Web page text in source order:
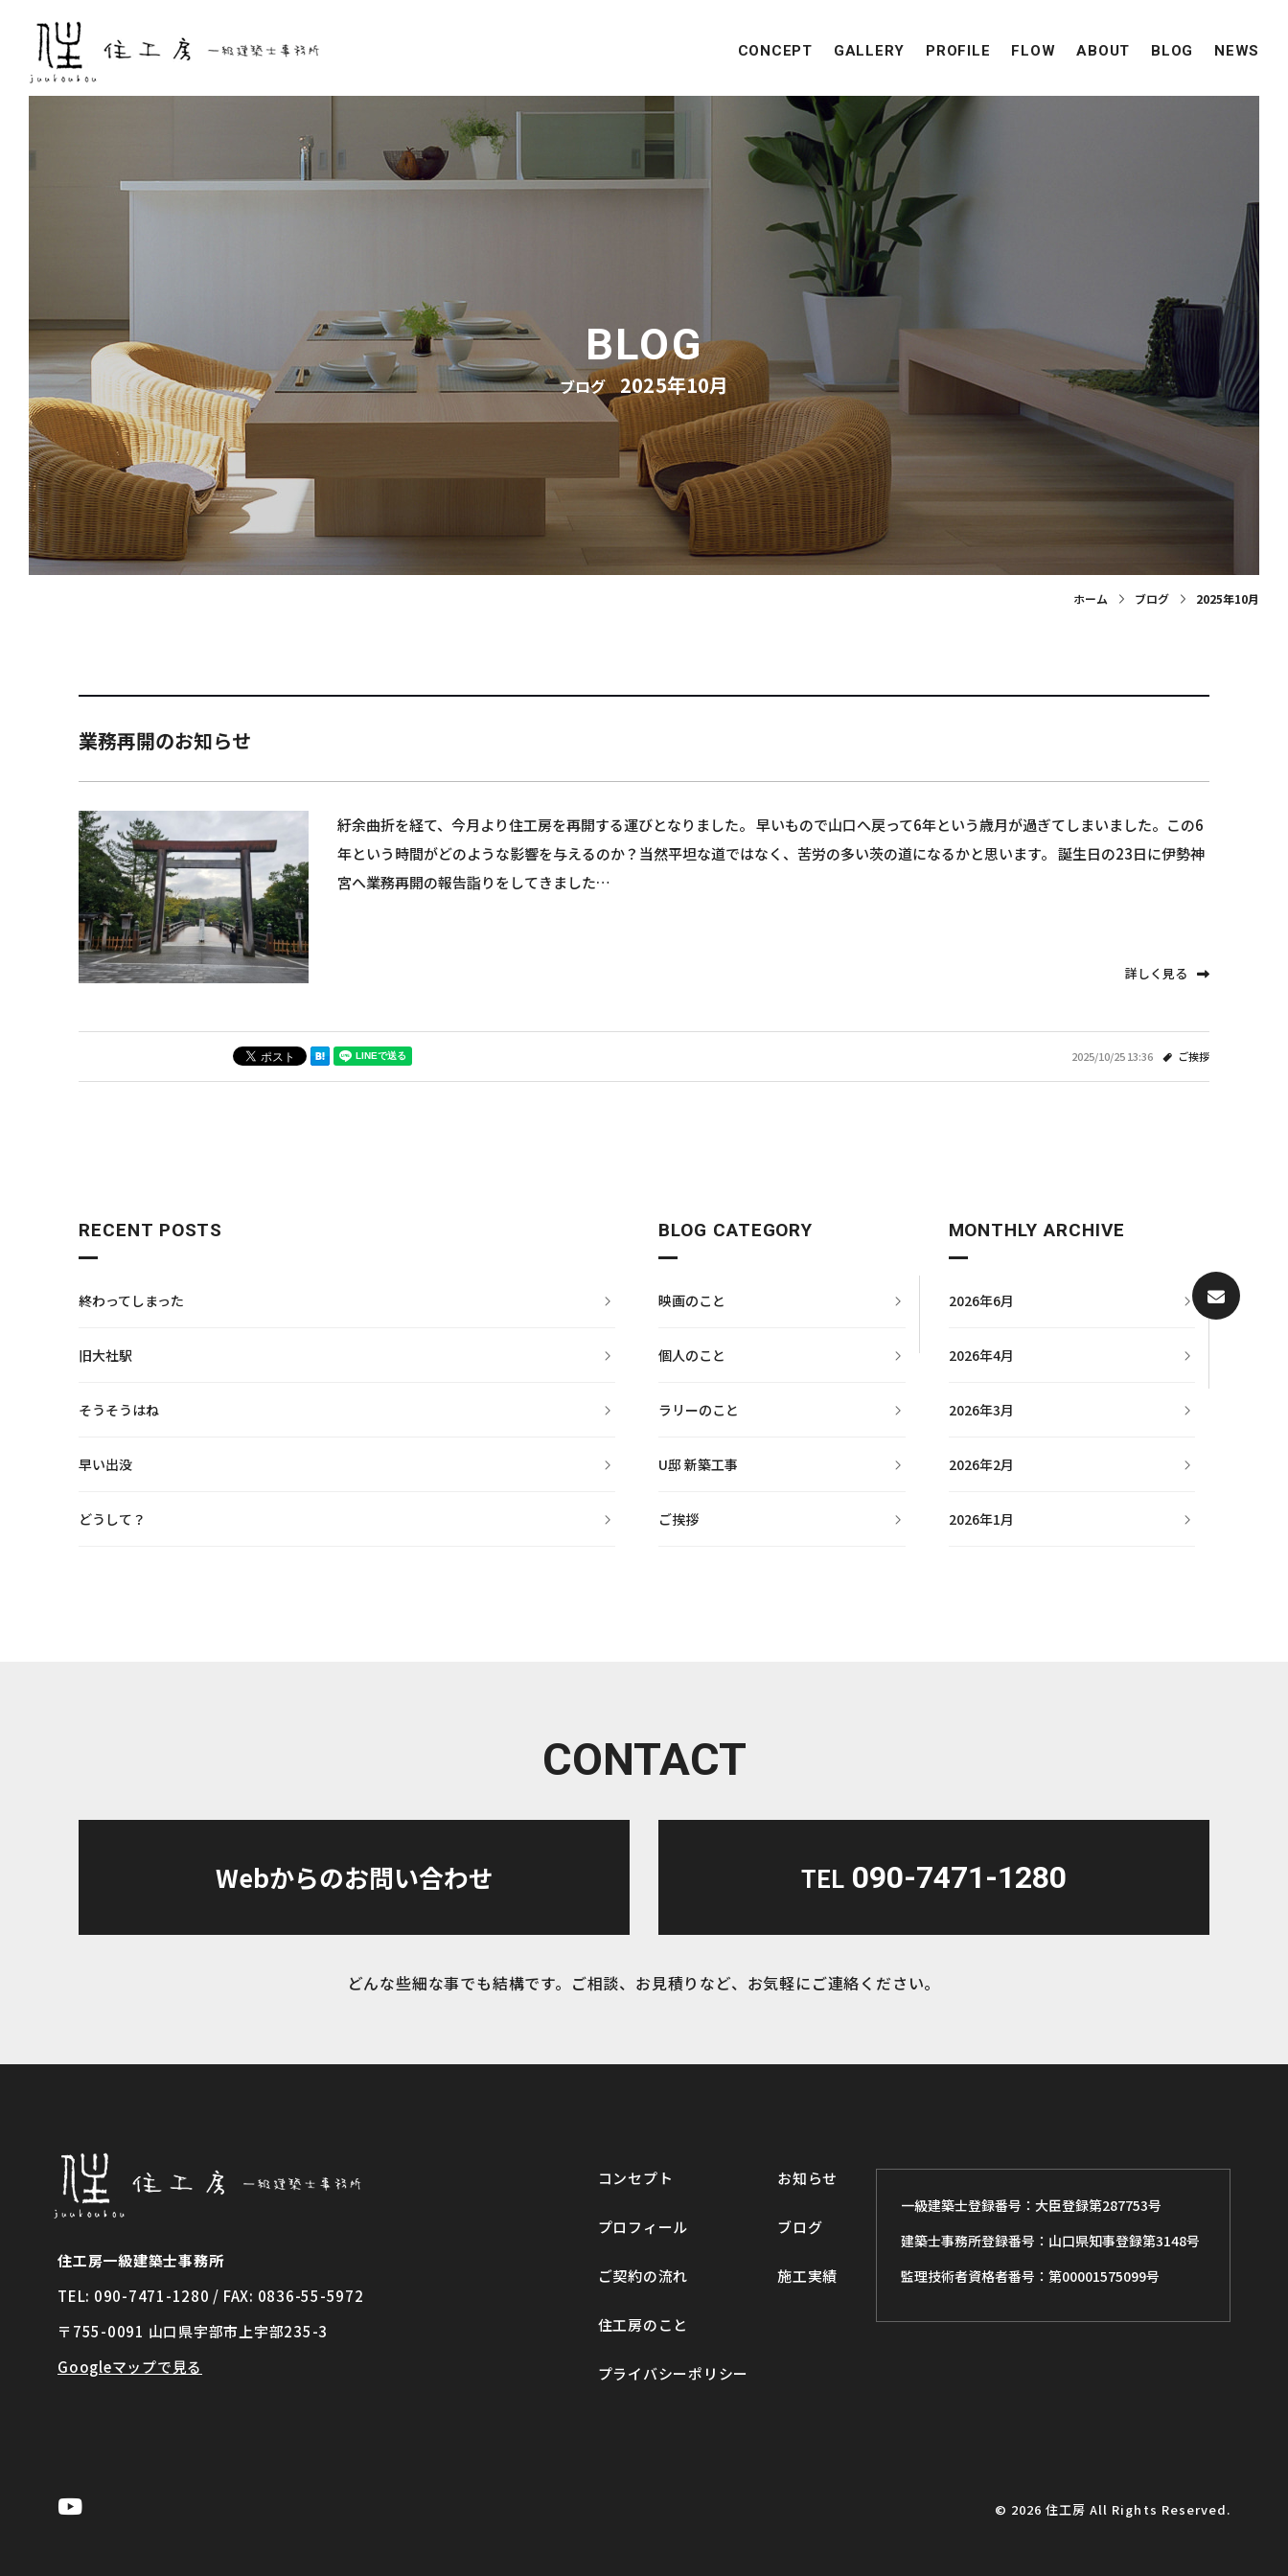
CONCEPT GALLERY PROFILE FLOW ABOUT BLOG NEWS
BLOG
ブログ 2025年10月
ホーム ブログ 2025年10月
業務再開のお知らせ
紆余曲折を経て、今月より住工房を再開する運びとなりました。 早いもので山口へ戻って6年という歳月が過ぎてしまいました。この6
年という時間がどのような影響を与えるのか？当然平坦な道ではなく、苦労の多い茨の道になるかと思います。 誕生日の23日に伊勢神
宮へ業務再開の報告詣りをしてきました…
詳しく見る
2025/10/25 13:36 ご挨拶
RECENT POSTS
終わってしまった
旧大社駅
そうそうはね
早い出没
どうして？
BLOG CATEGORY
映画のこと
個人のこと
ラリーのこと
U邸 新築工事
ご挨拶
畝刈保育園
Ｓ邸 新築工事
MONTHLY ARCHIVE
2026年6月
2026年4月
2026年3月
2026年2月
2026年1月
CONTACT
Webからのお問い合わせ TEL 090-7471-1280
どんな些細な事でも結構です。ご相談、お見積りなど、お気軽にご連絡ください。
住工房一級建築士事務所
TEL: 090-7471-1280 / FAX: 0836-55-5972
〒755-0091 山口県宇部市上宇部235-3
Googleマップで見る
一級建築士登録番号：大臣登録第287753号
建築士事務所登録番号：山口県知事登録第3148号
監理技術者資格者番号：第00001575099号
コンセプト
プロフィール
ご契約の流れ
住工房のこと
プライバシーポリシー
お知らせ
ブログ
施工実績
© 2026 住工房 All Rights Reserved.